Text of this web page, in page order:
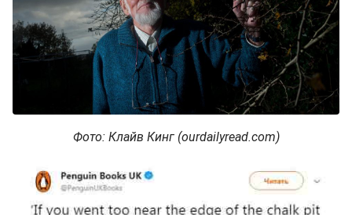
Фото: Клайв Кинг (ourdailyread.com)